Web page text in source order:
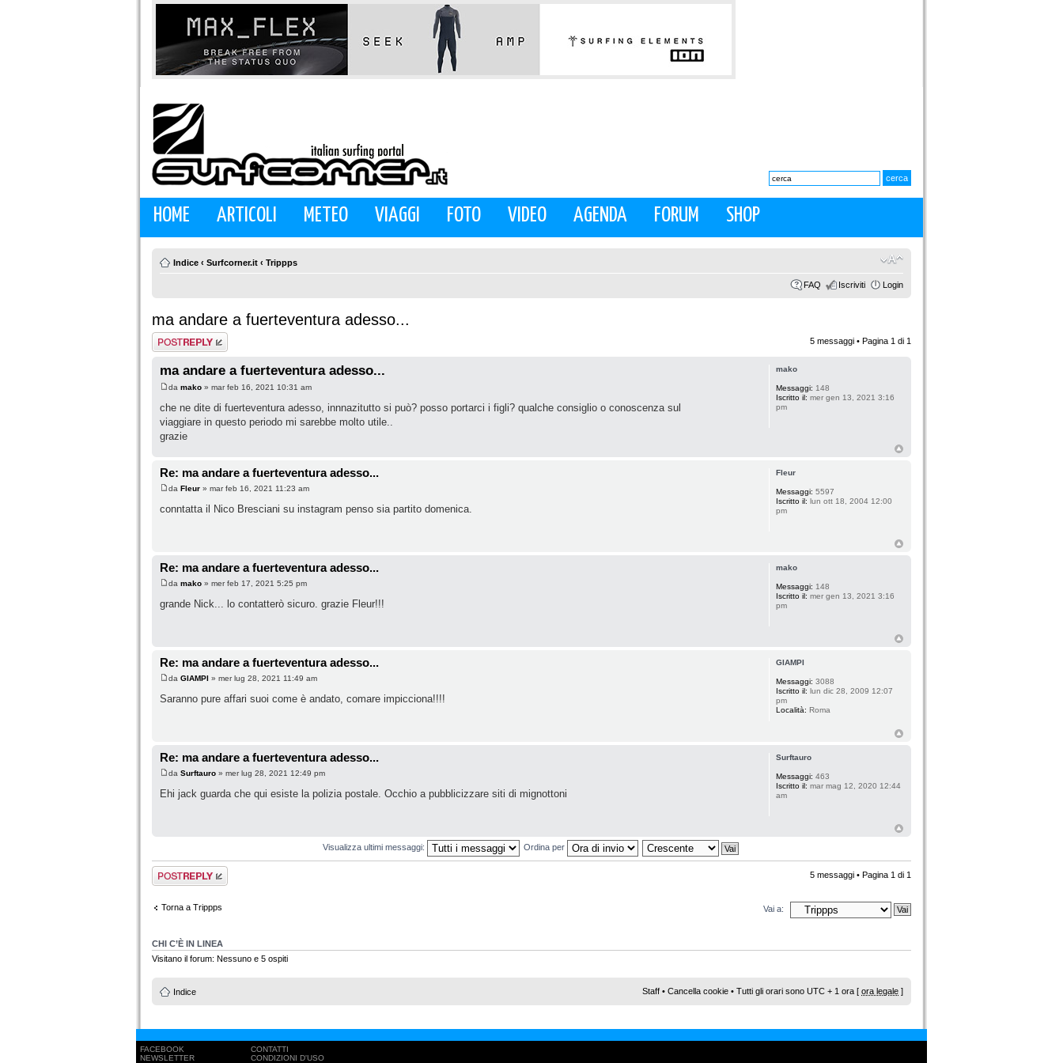
HOME ARTICOLI METEO VIAGGI FOTO VIDEO AGENDA FORUM SHOP
Indice ‹ Surfcorner.it ‹ Trippps
FAQ Iscriviti Login
ma andare a fuerteventura adesso...
Rispondi al
messaggio
5 messaggi • Pagina 1 di 1
ma andare a fuerteventura adesso...
da mako » mar feb 16, 2021 10:31 am
che ne dite di fuerteventura adesso, innnazitutto si può? posso portarci i figli? qualche consiglio o conoscenza sul
viaggiare in questo periodo mi sarebbe molto utile..
grazie
mako
Messaggi: 148
Iscritto il: mer gen 13, 2021 3:16
pm
Re: ma andare a fuerteventura adesso...
da Fleur » mar feb 16, 2021 11:23 am
conntatta il Nico Bresciani su instagram penso sia partito domenica.
Fleur
Messaggi: 5597
Iscritto il: lun ott 18, 2004 12:00
pm
Re: ma andare a fuerteventura adesso...
da mako » mer feb 17, 2021 5:25 pm
grande Nick... lo contatterò sicuro. grazie Fleur!!!
mako
Messaggi: 148
Iscritto il: mer gen 13, 2021 3:16
pm
Re: ma andare a fuerteventura adesso...
da GIAMPI » mer lug 28, 2021 11:49 am
Saranno pure affari suoi come è andato, comare impicciona!!!!
GIAMPI
Messaggi: 3088
Iscritto il: lun dic 28, 2009 12:07
pm
Località: Roma
Re: ma andare a fuerteventura adesso...
da Surftauro » mer lug 28, 2021 12:49 pm
Ehi jack guarda che qui esiste la polizia postale. Occhio a pubblicizzare siti di mignottoni
Surftauro
Messaggi: 463
Iscritto il: mar mag 12, 2020 12:44
am
Visualizza ultimi messaggi: Ordina per
Rispondi al
messaggio
5 messaggi • Pagina 1 di 1
Torna a Trippps Vai a:
CHI C’È IN LINEA
Visitano il forum: Nessuno e 5 ospiti
Indice Staff • Cancella cookie • Tutti gli orari sono UTC + 1 ora [ ora legale ]
FACEBOOK
NEWSLETTER
CONTATTI
CONDIZIONI D'USO